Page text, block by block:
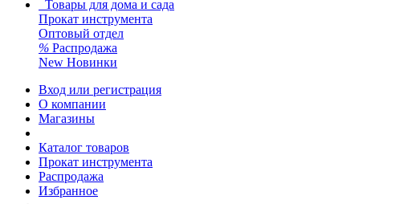
Товары для дома и сада
Прокат инструмента
Оптовый отдел
% Распродажа
New Новинки
Вход или регистрация
О компании
Магазины
Каталог товаров
Прокат инструмента
Распродажа
Избранное